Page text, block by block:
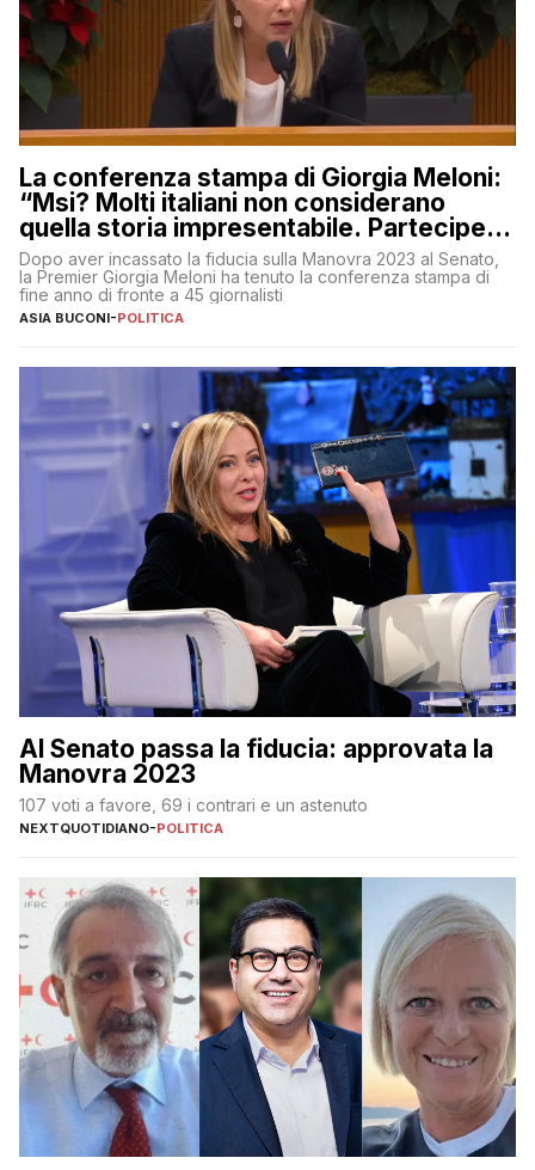
La conferenza stampa di Giorgia Meloni:
“Msi? Molti italiani non considerano
quella storia impresentabile. Parteciperò
al 25 aprile”
Dopo aver incassato la fiducia sulla Manovra 2023 al Senato,
la Premier Giorgia Meloni ha tenuto la conferenza stampa di
fine anno di fronte a 45 giornalisti
ASIA BUCONI-POLITICA
Al Senato passa la fiducia: approvata la
Manovra 2023
107 voti a favore, 69 i contrari e un astenuto
NEXTQUOTIDIANO-POLITICA